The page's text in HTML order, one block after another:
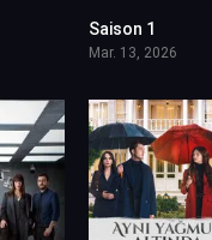
Saison 1
Mar. 13, 2026